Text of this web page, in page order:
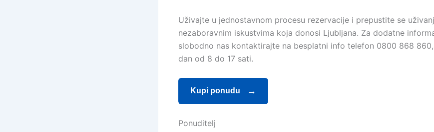
Uživajte u jednostavnom procesu rezervacije i prepustite se
nezaboravnim iskustvima koja donosi Ljubljana. Za dodatne
slobodno nas kontaktirajte na besplatni info telefon 0800 868
dan od 8 do 17 sati.
Kupi ponudu
Ponuditelj